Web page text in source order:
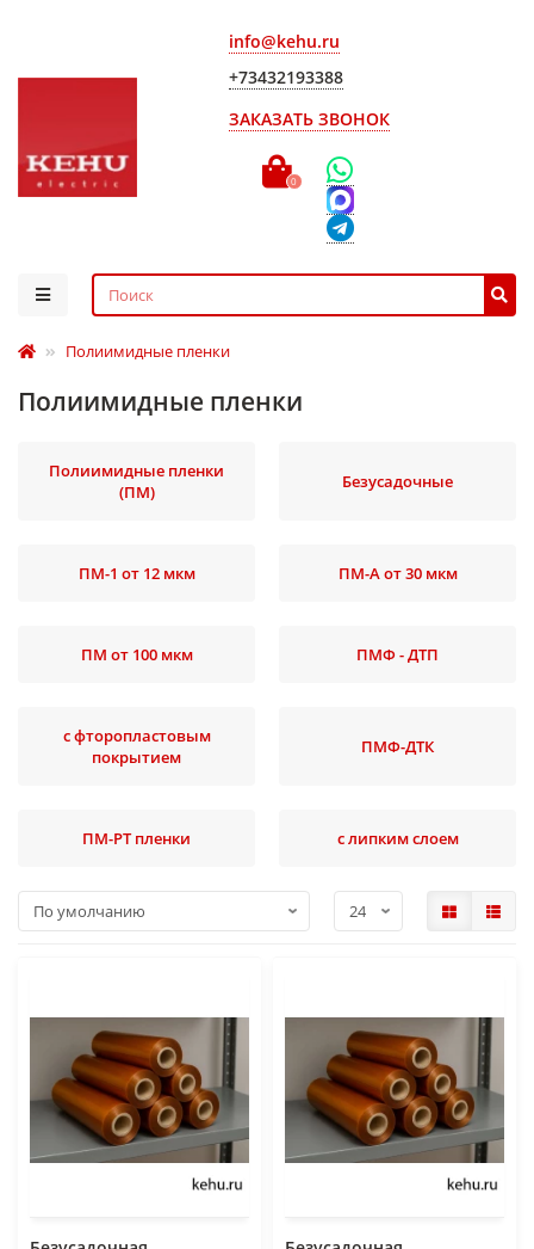
info@kehu.ru
+73432193388
ЗАКАЗАТЬ ЗВОНОК
0
Полиимидные пленки
Полиимидные пленки
Полиимидные пленки
(ПМ)
Безусадочные
ПМ-1 от 12 мкм ПМ-А от 30 мкм
ПМ от 100 мкм ПМФ - ДТП
с фторопластовым
покрытием
ПМФ-ДТК
ПМ-РТ пленки с липким слоем